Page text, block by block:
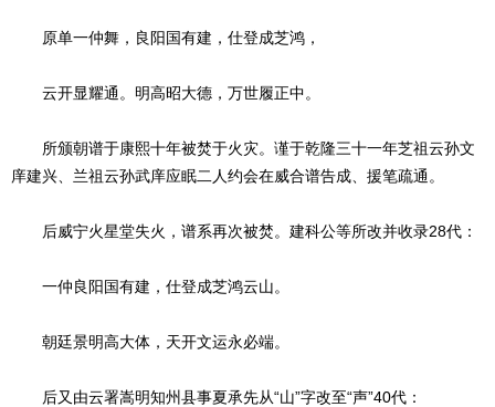
原单一仲舞，良阳国有建，仕登成芝鸿，
云开显耀通。明高昭大德，万世履正中。
所颁朝谱于康熙十年被焚于火灾。谨于乾隆三十一年芝祖云孙文
庠建兴、兰祖云孙武庠应眠二人约会在威合谱告成、援笔疏通。
后威宁火星堂失火，谱系再次被焚。建科公等所改并收录28代：
一仲良阳国有建，仕登成芝鸿云山。
朝廷景明高大体，天开文运永必端。
后又由云署嵩明知州县事夏承先从“山”字改至“声”40代：